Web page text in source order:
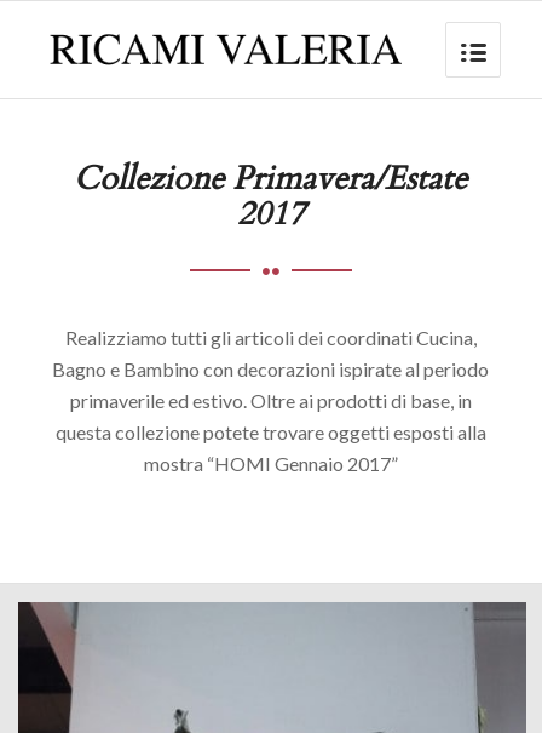
Collezione Primavera/Estate
2017
Realizziamo tutti gli articoli dei coordinati Cucina,
Bagno e Bambino con decorazioni ispirate al periodo
primaverile ed estivo. Oltre ai prodotti di base, in
questa collezione potete trovare oggetti esposti alla
mostra “HOMI Gennaio 2017”